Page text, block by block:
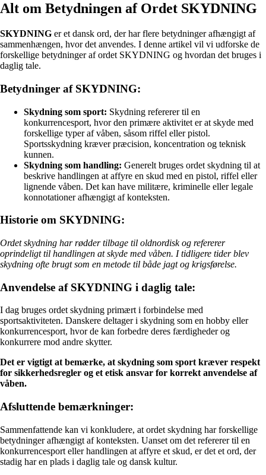
Alt om Betydningen af Ordet SKYDNING
SKYDNING er et dansk ord, der har flere betydninger afhængigt af
sammenhængen, hvor det anvendes. I denne artikel vil vi udforske de
forskellige betydninger af ordet SKYDNING og hvordan det bruges i
daglig tale.
Betydninger af SKYDNING:
Skydning som sport: Skydning refererer til en
konkurrencesport, hvor den primære aktivitet er at skyde med
forskellige typer af våben, såsom riffel eller pistol.
Sportsskydning kræver præcision, koncentration og teknisk
kunnen.
Skydning som handling: Generelt bruges ordet skydning til at
beskrive handlingen at affyre en skud med en pistol, riffel eller
lignende våben. Det kan have militære, kriminelle eller legale
konnotationer afhængigt af konteksten.
Historie om SKYDNING:
Ordet skydning har rødder tilbage til oldnordisk og refererer
oprindeligt til handlingen at skyde med våben. I tidligere tider blev
skydning ofte brugt som en metode til både jagt og krigsførelse.
Anvendelse af SKYDNING i daglig tale:
I dag bruges ordet skydning primært i forbindelse med
sportsaktiviteten. Danskere deltager i skydning som en hobby eller
konkurrencesport, hvor de kan forbedre deres færdigheder og
konkurrere mod andre skytter.
Det er vigtigt at bemærke, at skydning som sport kræver respekt
for sikkerhedsregler og et etisk ansvar for korrekt anvendelse af
våben.
Afsluttende bemærkninger:
Sammenfattende kan vi konkludere, at ordet skydning har forskellige
betydninger afhængigt af konteksten. Uanset om det refererer til en
konkurrencesport eller handlingen at affyre et skud, er det et ord, der
stadig har en plads i daglig tale og dansk kultur.